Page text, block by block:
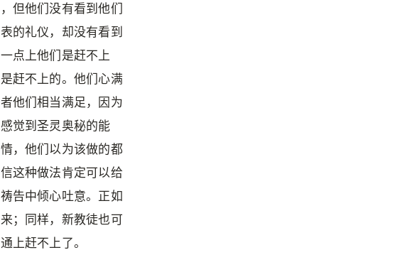
但他们没有看到他们
的礼仪，却没有看到
点上他们是赶不上
赶不上的。他们心满
他们相当满足，因为
觉到圣灵奥秘的能
，他们以为该做的都
这种做法肯定可以给
告中倾心吐意。正如
；同样，新教徒也可
上赶不上了。